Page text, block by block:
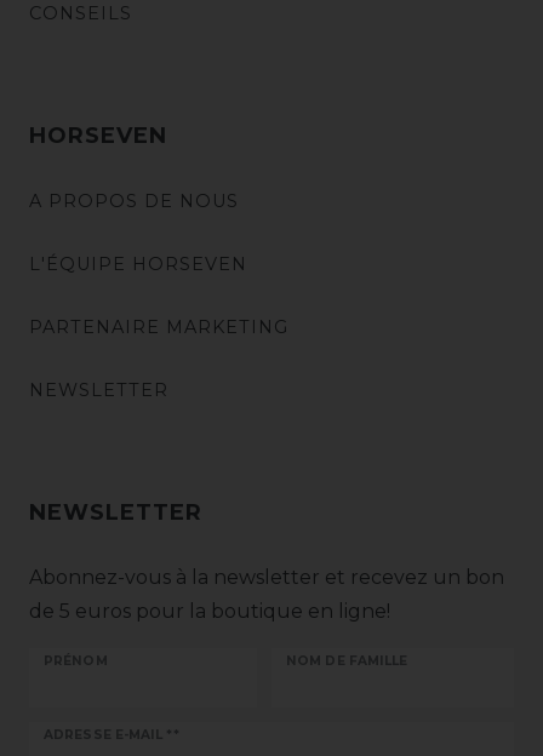
CONSEILS
HORSEVEN
A PROPOS DE NOUS
L'ÉQUIPE HORSEVEN
PARTENAIRE MARKETING
NEWSLETTER
NEWSLETTER
Abonnez-vous à la newsletter et recevez un bon
de 5 euros pour la boutique en ligne!
PRÉNOM NOM DE FAMILLE
ADRESSE E-MAIL **
Ceres::Template.newsletterHoneypotLabel